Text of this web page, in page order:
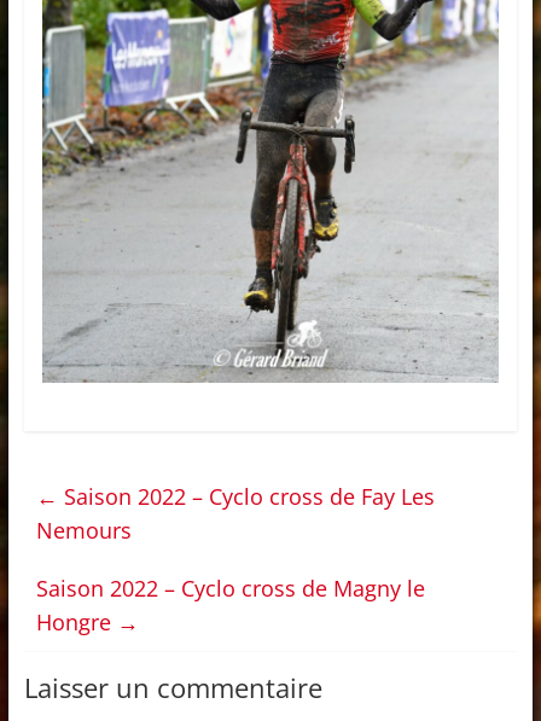
← Saison 2022 – Cyclo cross de Fay Les
Nemours
Saison 2022 – Cyclo cross de Magny le
Hongre →
Laisser un commentaire